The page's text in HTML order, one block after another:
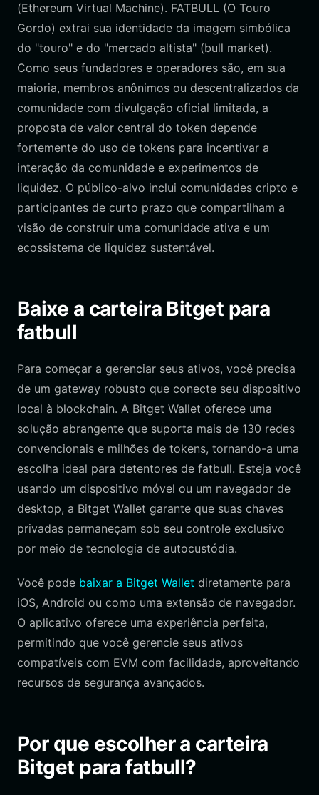
(Ethereum Virtual Machine). FATBULL (O Touro
Gordo) extrai sua identidade da imagem simbólica
do "touro" e do "mercado altista" (bull market).
Como seus fundadores e operadores são, em sua
maioria, membros anônimos ou descentralizados da
comunidade com divulgação oficial limitada, a
proposta de valor central do token depende
fortemente do uso de tokens para incentivar a
interação da comunidade e experimentos de
liquidez. O público-alvo inclui comunidades cripto e
participantes de curto prazo que compartilham a
visão de construir uma comunidade ativa e um
ecossistema de liquidez sustentável.
Baixe a carteira Bitget para
fatbull
Para começar a gerenciar seus ativos, você precisa
de um gateway robusto que conecte seu dispositivo
local à blockchain. A Bitget Wallet oferece uma
solução abrangente que suporta mais de 130 redes
convencionais e milhões de tokens, tornando-a uma
escolha ideal para detentores de fatbull. Esteja você
usando um dispositivo móvel ou um navegador de
desktop, a Bitget Wallet garante que suas chaves
privadas permaneçam sob seu controle exclusivo
por meio de tecnologia de autocustódia.
Você pode baixar a Bitget Wallet diretamente para
iOS, Android ou como uma extensão de navegador.
O aplicativo oferece uma experiência perfeita,
permitindo que você gerencie seus ativos
compatíveis com EVM com facilidade, aproveitando
recursos de segurança avançados.
Por que escolher a carteira
Bitget para fatbull?